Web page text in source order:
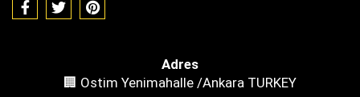
Adres
🏢 Ostim Yenimahalle /Ankara TURKEY